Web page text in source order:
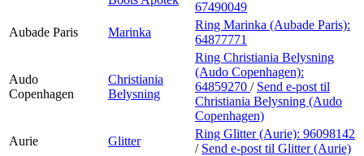
67490049
Aubade Paris
Marinka
Ring Marinka (Aubade Paris):
64877771
Audo
Copenhagen
Christiania
Belysning
Ring Christiania Belysning
(Audo Copenhagen):
64859270 / Send e-post til
Christiania Belysning (Audo
Copenhagen)
Aurie
Glitter
Ring Glitter (Aurie): 96098142
/ Send e-post til Glitter (Aurie)